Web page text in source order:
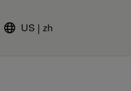
US | zh